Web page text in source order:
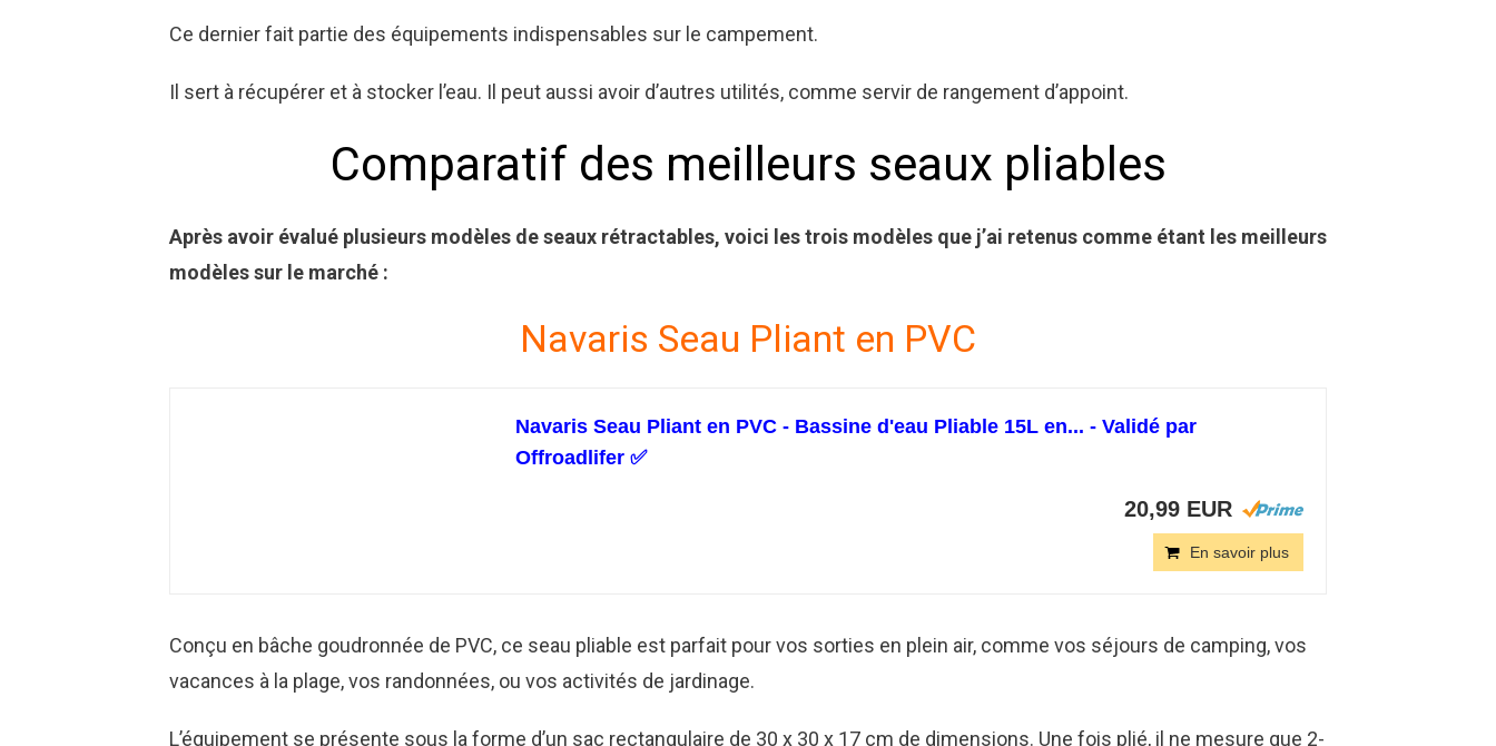
Ce dernier fait partie des équipements indispensables sur le campement.
Il sert à récupérer et à stocker l’eau. Il peut aussi avoir d’autres utilités, comme servir de rangement d’appoint.
Comparatif des meilleurs seaux pliables
Après avoir évalué plusieurs modèles de seaux rétractables, voici les trois modèles que j’ai retenus comme étant les meilleurs
modèles sur le marché :
Navaris Seau Pliant en PVC
Navaris Seau Pliant en PVC - Bassine d'eau Pliable 15L en... - Validé par
Offroadlifer ✅
20,99 EUR
En savoir plus
Conçu en bâche goudronnée de PVC, ce seau pliable est parfait pour vos sorties en plein air, comme vos séjours de camping, vos
vacances à la plage, vos randonnées, ou vos activités de jardinage.
L’équipement se présente sous la forme d’un sac rectangulaire de 30 x 30 x 17 cm de dimensions. Une fois plié, il ne mesure que 2-